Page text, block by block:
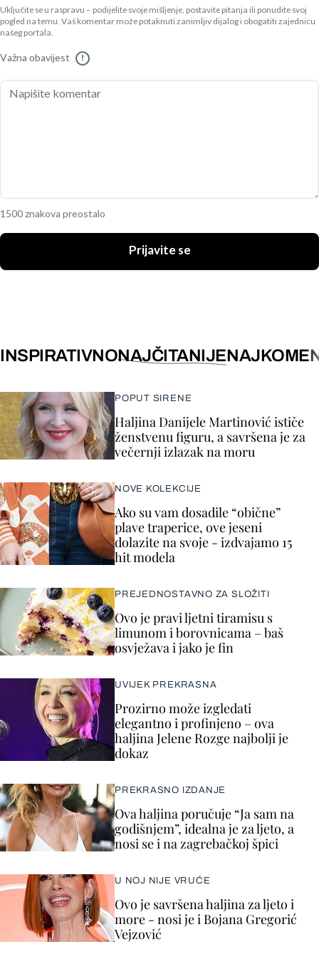
Uključite se u raspravu – podijelite svoje mišljenje, postavite pitanja ili ponudite svoj
pogled na temu. Vaš komentar može potaknuti zanimljiv dijalog i obogatiti zajednicu
našeg portala.
Važna obavijest !
1500 znakova preostalo
Prijavite se
INSPIRATIVNONAJČITANIJE
POPUT SIRENE
Haljina Danijele Martinović ističe
ženstvenu figuru, a savršena je za
večernji izlazak na moru
NOVE KOLEKCIJE
Ako su vam dosadile “obične”
plave traperice, ove jeseni
dolazite na svoje - izdvajamo 15
hit modela
PREJEDNOSTAVNO ZA SLOŽITI
Ovo je pravi ljetni tiramisu s
limunom i borovnicama – baš
osvježava i jako je fin
UVIJEK PREKRASNA
Prozirno može izgledati
elegantno i profinjeno – ova
haljina Jelene Rozge najbolji je
dokaz
PREKRASNO IZDANJE
Ova haljina poručuje “Ja sam na
godišnjem”, idealna je za ljeto, a
nosi se i na zagrebačkoj špici
U NOJ NIJE VRUĆE
Ovo je savršena haljina za ljeto i
more - nosi je i Bojana Gregorić
Vejzović